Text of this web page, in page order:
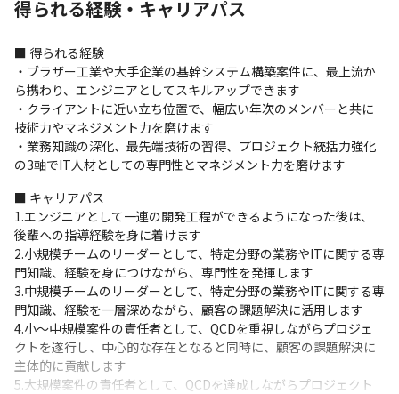
ーニングが受けられます
・ExpactationFrameworkの導入により、必要な要件が明
確化されており、それぞれの強みを活かしてキャリアを形
成することが可能です
※一部リモートワーク（クライアント・プロジェクト事情
により適宜決定されます）
得られる経験・キャリアパス
■ 得られる経験
・ブラザー工業や大手企業の基幹システム構築案件に、最上流か
ら携わり、エンジニアとしてスキルアップできます
・クライアントに近い立ち位置で、幅広い年次のメンバーと共に
技術力やマネジメント力を磨けます
・業務知識の深化、最先端技術の習得、プロジェクト統括力強化
の3軸でIT人材としての専門性とマネジメント力を磨けます
■ キャリアパス
1.エンジニアとして一連の開発工程ができるようになった後は、
後輩への指導経験を身に着けます
2.小規模チームのリーダーとして、特定分野の業務やITに関する専
門知識、経験を身につけながら、専門性を発揮します
3.中規模チームのリーダーとして、特定分野の業務やITに関する専
門知識、経験を一層深めながら、顧客の課題解決に活用します
4.小〜中規模案件の責任者として、QCDを重視しながらプロジェ
クトを遂行し、中心的な存在となると同時に、顧客の課題解決に
主体的に貢献します
5.大規模案件の責任者として、QCDを達成しながらプロジェクト